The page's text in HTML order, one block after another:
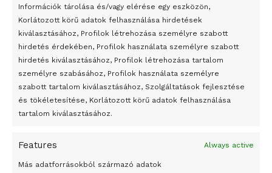
Információk tárolása és/vagy elérése egy eszközön,
Korlátozott körű adatok felhasználása hirdetések
kiválasztásához, Profilok létrehozása személyre szabott
hirdetés érdekében, Profilok használata személyre szabott
hirdetés kiválasztásához, Profilok létrehozása tartalom
személyre szabásához, Profilok használata személyre
szabott tartalom kiválasztásához, Szolgáltatások fejlesztése
és tökéletesítése, Korlátozott körű adatok felhasználása
tartalom kiválasztásához.
Features Always active
Más adatforrásokból származó adatok
Átmenetileg szünetelnek az összecsapások Bahmutnál
Egy vagyonért adták el Banksy művét miután elégették.
Az 1950-ben elhunyt alkotók művei szabadon
felhasználhatóvá válnak
Peking – A visegrádi országok zsidó kulturális örökségét
bemutató fotókiállítás nyílt